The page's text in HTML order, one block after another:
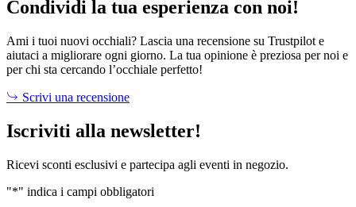
Condividi la tua esperienza con noi!
Ami i tuoi nuovi occhiali? Lascia una recensione su Trustpilot e
aiutaci a migliorare ogni giorno. La tua opinione è preziosa per noi e
per chi sta cercando l’occhiale perfetto!
Scrivi una recensione
Iscriviti alla newsletter!
Ricevi sconti esclusivi e partecipa agli eventi in negozio.
"*" indica i campi obbligatori